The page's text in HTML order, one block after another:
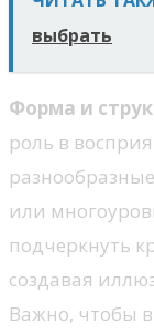
выбрать
Форма и
роль в
или
подчеркнуть
создавая
Важно, чтобы